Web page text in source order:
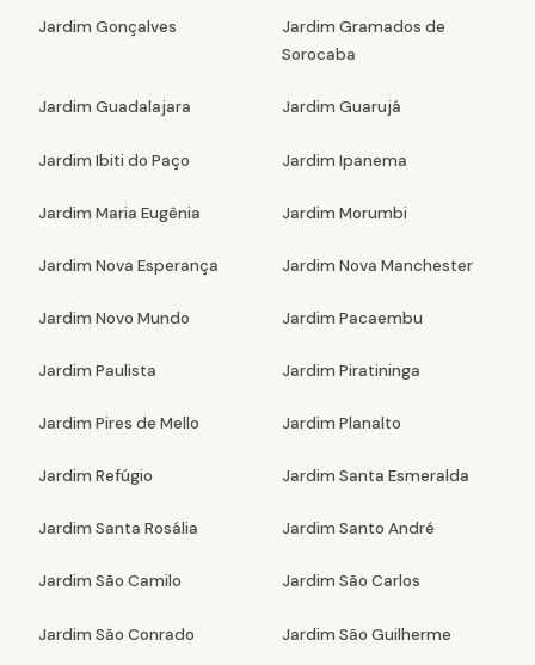
Jardim Gonçalves
Jardim Gramados de
Sorocaba
Jardim Guadalajara Jardim Guarujá
Jardim Ibiti do Paço Jardim Ipanema
Jardim Maria Eugênia Jardim Morumbi
Jardim Nova Esperança Jardim Nova Manchester
Jardim Novo Mundo Jardim Pacaembu
Jardim Paulista Jardim Piratininga
Jardim Pires de Mello Jardim Planalto
Jardim Refúgio Jardim Santa Esmeralda
Jardim Santa Rosália Jardim Santo André
Jardim São Camilo Jardim São Carlos
Jardim São Conrado Jardim São Guilherme